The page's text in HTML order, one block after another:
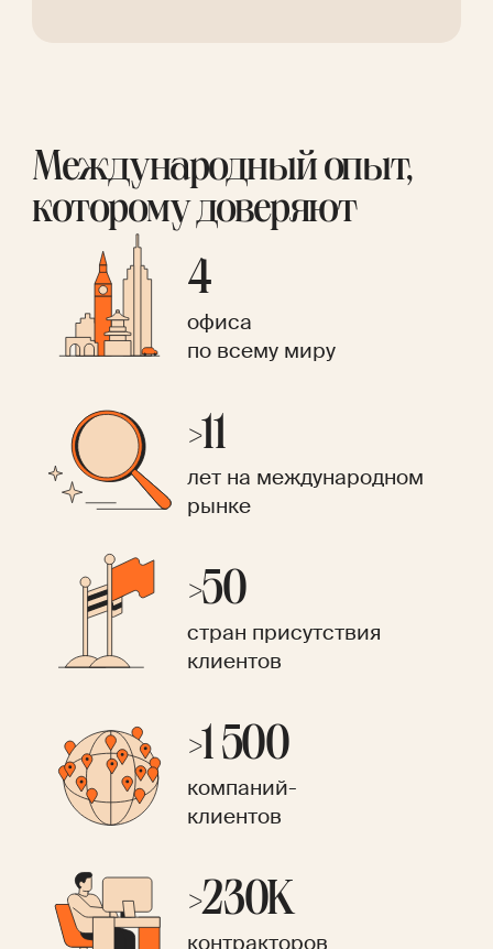
Международный опыт,
которому доверяют
4
офиса
по всему миру
>11
лет на международном
рынке
>50
стран присутствия
клиентов
>1 500
компаний-
клиентов
>230K
контракторов